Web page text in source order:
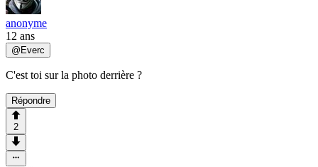
anonyme
12 ans
@ Everc
C'est toi sur la photo derrière ?
Répondre
2